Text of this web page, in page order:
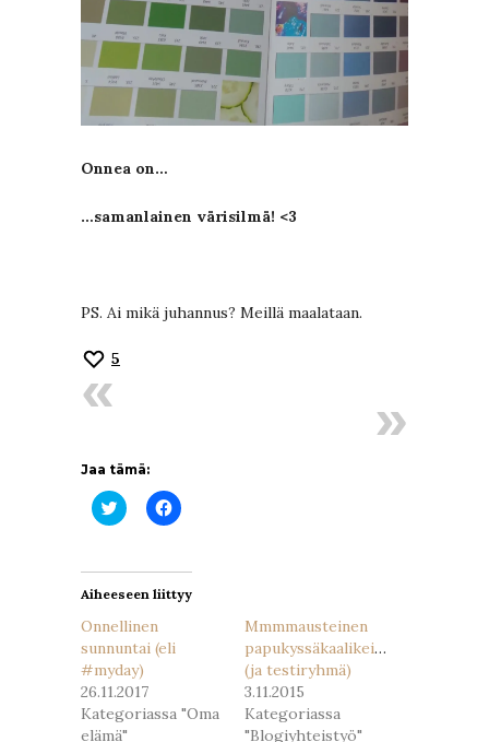
Onnea on…
…samanlainen värisilmä! <3
PS. Ai mikä juhannus? Meillä maalataan.
5
Jaa tämä:
Jaa
Twitterissä(Avautuu
Jaa
Facebookissa(Avautuu
Aiheeseen liittyy
Onnellinen
sunnuntai (eli
#myday)
26.11.2017
Kategoriassa "Oma
elämä"
Mmmmausteinen
papukyssäkaalikeitto
(ja testiryhmä)
3.11.2015
Kategoriassa
"Blogiyhteistyö"